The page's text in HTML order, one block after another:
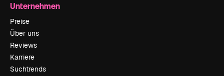
Unternehmen
Preise
Über uns
Reviews
Karriere
Suchtrends